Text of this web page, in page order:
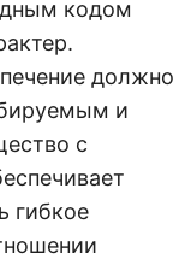
кодом
должно
и
с
гибкое